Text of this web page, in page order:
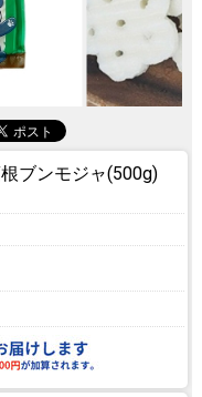
根ブンモジャ(500g)